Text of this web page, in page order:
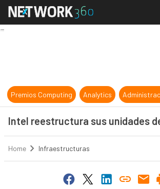
Intel
Premios Computing Analytics
Intel reestructura sus unidades
Home Infraestructuras